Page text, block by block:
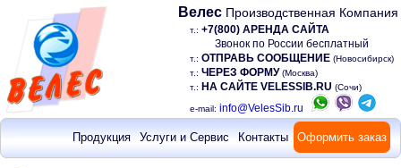
Велес Производственная Компания
т.: +7(800) АРЕНДА САЙТА
Звонок по России бесплатный
т.: ОТПРАВЬ СООБЩЕНИЕ (Новосибирск)
т.: ЧЕРЕЗ ФОРМУ (Москва)
т.: НА САЙТЕ VELESSIB.RU (Сочи)
e-mail: info@VelesSib.ru
Продукция Услуги и Сервис Контакты Оформить заказ